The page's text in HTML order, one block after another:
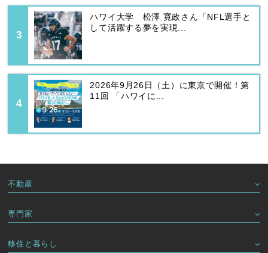
ハワイ大学 松澤 寛政さん「NFL選手と
して活躍する夢を実現...
2026年9月26日（土）に東京で開催！第
11回 「ハワイに...
不動産
専門家
移住と暮らし